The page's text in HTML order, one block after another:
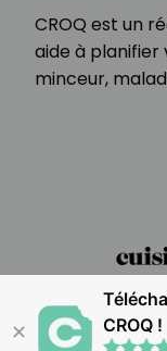
CROQ est un
aide à planifier
minceur,
✕
CROQ !